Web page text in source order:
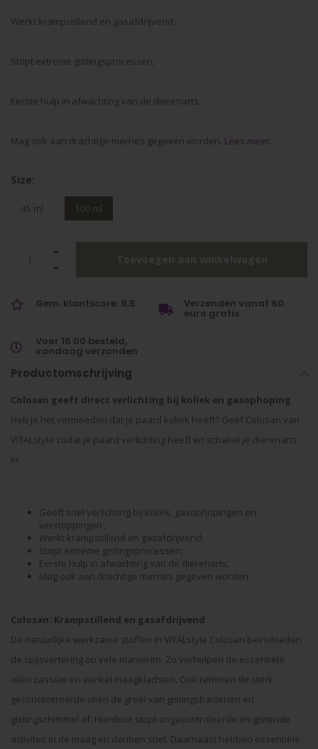
Werkt krampstillend en gasafdrijvend;
Stopt extreme gistingsprocessen;
Eerste hulp in afwachting van de dierenarts;
Mag ook aan drachtige merries gegeven worden. Lees meer..
Size:
45 ml 100 ml
Gem. klantscore: 9,5 Verzenden vanaf 60
euro gratis
Voor 16:00 besteld,
vandaag verzonden
Productomschrijving
Colosan geeft direct verlichting bij koliek en gasophoping
Heb je het vermoeden dat je paard koliek heeft? Geef Colosan van
VITALstyle zodat je paard verlichting heeft en schakel je dierenarts
in.
Geeft snel verlichting bij koliek, gasophopingen en
verstoppingen ;
Werkt krampstillend en gasafdrijvend;
Stopt extreme gistingsprocessen;
Eerste hulp in afwachting van de dierenarts;
Mag ook aan drachtige merries gegeven worden.
Colosan: Krampstillend en gasafdrijvend
De natuurlijke werkzame stoffen in VITALstyle Colosan beïnvloeden
de spijsvertering op vele manieren. Zo verhelpen de essentiële
oliën cassiae en venkel maagklachten. Ook remmen de sterk
geconcentreerde oliën de groei van gistingsbacteriën en
gistingschimmel af. Hierdoor stopt ongecontroleerde en gistende
activiteit in de maag en darmen snel. Daarnaast hebben essentiële